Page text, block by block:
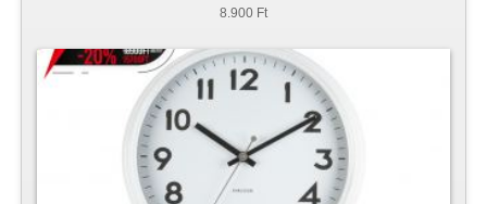
8.900 Ft